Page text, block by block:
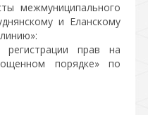
межмуниципального
и Еланскому
прав на
порядке» по